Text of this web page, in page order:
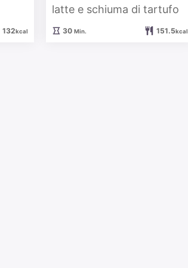
132kcal
latte e schiuma di tartufo
30Minuten
Min. 151.5kcal